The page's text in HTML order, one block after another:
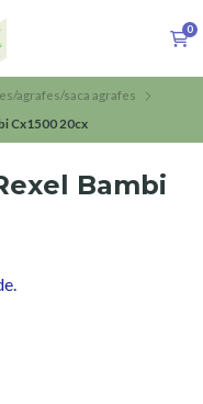
0
agrafes/saca agrafes
Cx1500 20cx
Bambi